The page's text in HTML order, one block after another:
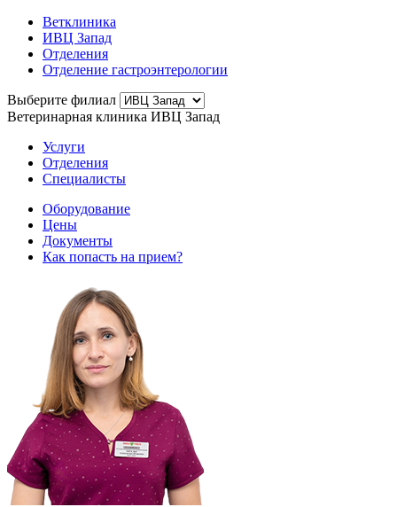
Ветклиника
ИВЦ Запад
Отделения
Отделение гастроэнтерологии
Выберите филиал
Ветеринарная клиника ИВЦ Запад
Услуги
Отделения
Специалисты
Оборудование
Цены
Документы
Как попасть на прием?